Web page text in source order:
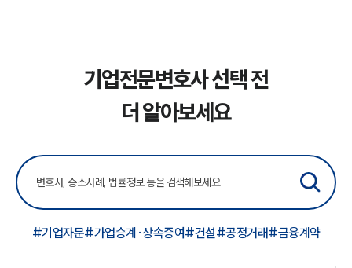
기업전문변호사 선택 전
더 알아보세요
#기업자문#가업승계·상속증여#건설#공정거래#금융계약